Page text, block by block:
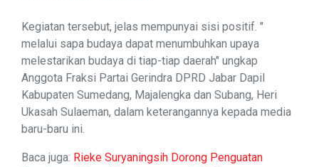
Kegiatan tersebut, jelas mempunyai sisi positif. "
melalui sapa budaya dapat menumbuhkan upaya
melestarikan budaya di tiap-tiap daerah" ungkap
Anggota Fraksi Partai Gerindra DPRD Jabar Dapil
Kabupaten Sumedang, Majalengka dan Subang, Heri
Ukasah Sulaeman, dalam keterangannya kepada media
baru-baru ini.
Baca juga: Rieke Suryaningsih Dorong Penguatan